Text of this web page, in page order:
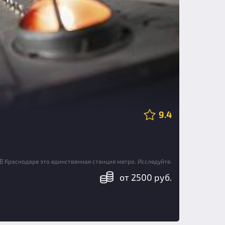
9.4
это единственная станция метро. Исследуйте.
от 2500 руб.